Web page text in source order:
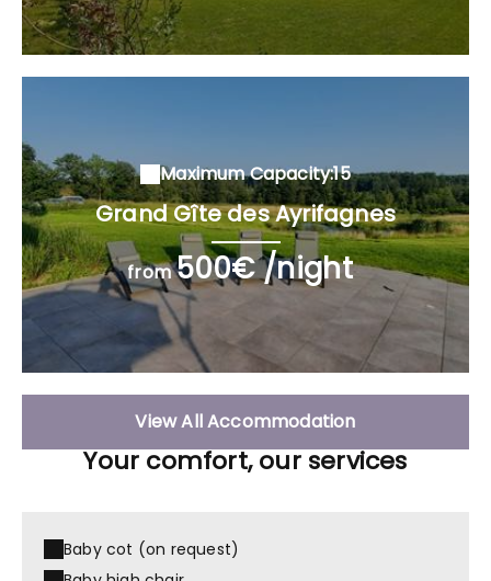
Maximum Capacity:15
Grand Gîte des Ayrifagnes
from500€ /night
View All Accommodation
Your comfort, our services
Baby cot (on request)